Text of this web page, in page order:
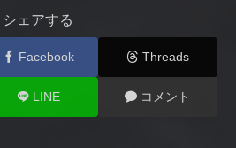
シェアする
Facebook Threads
LINE コメント